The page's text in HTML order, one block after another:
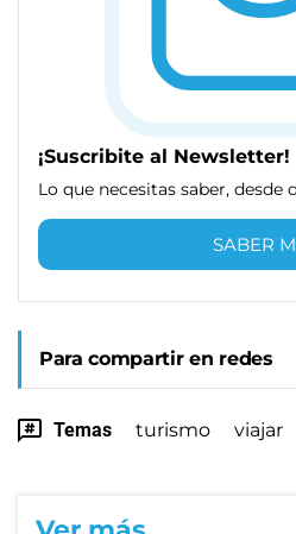
¡Suscribite al Newsletter!
Lo que necesitas saber, desde
SABER
Para compartir en redes
Temas turismo viajar